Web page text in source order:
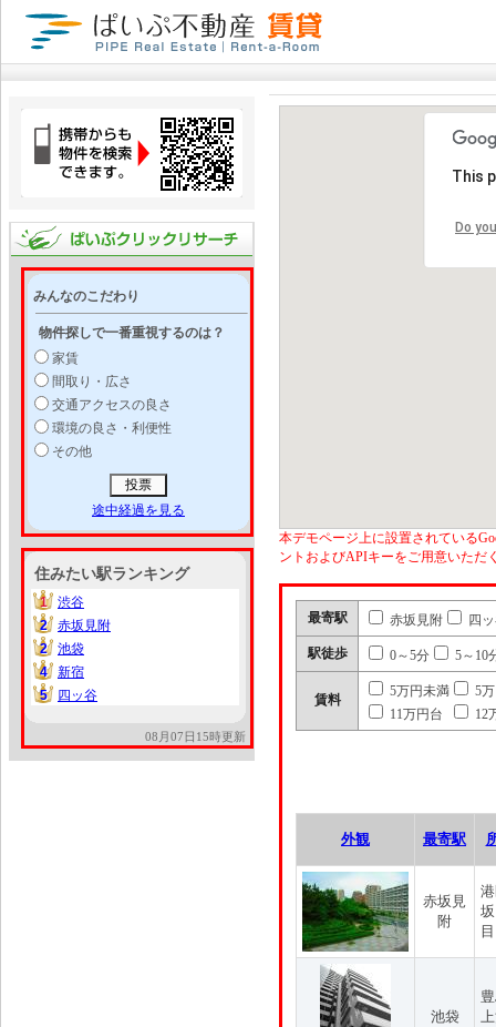
みんなのこだわり
物件探しで一番重視するのは？
家賃
間取り・広さ
交通アクセスの良さ
環境の良さ・利便性
その他
途中経過を見る
住みたい駅ランキング
1
1
渋谷
2
2
赤坂見附
2
2
池袋
4
4
新宿
5
5 四ッ谷
08月07日15時更新
This
Do
本デモページ上に設置されている
ントおよびAPIキーをご用意いただ
最寄駅 赤坂見附 四
駅徒歩 0～5分 5～10
賃料
5万円未満
5
11万円台
12
外観 最寄駅
赤坂見
附
目
池袋